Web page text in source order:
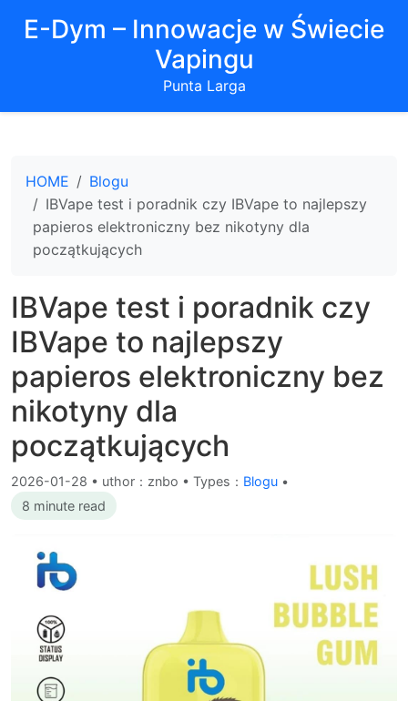
E-Dym – Innowacje w Świecie
Vapingu
Punta Larga
HOME
Blogu
IBVape test i poradnik czy IBVape to najlepszy
papieros elektroniczny bez nikotyny dla
początkujących
IBVape test i poradnik czy
IBVape to najlepszy
papieros elektroniczny bez
nikotyny dla
początkujących
2026-01-28 • uthor：znbo • Types： Blogu •
8 minute read